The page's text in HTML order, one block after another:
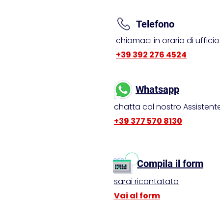
Telefono
chiamaci in orario di ufficio
+39 392 276 4524
Whatsapp
chatta col nostro
+39 377 570 8130
Compila il form
sarai ricontatato
Vai al form